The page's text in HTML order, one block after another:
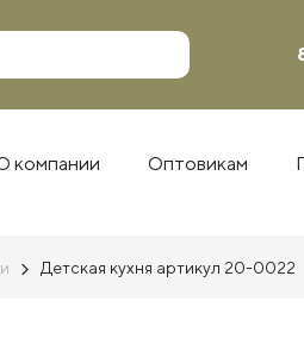
компании Оптовикам
Детская кухня артикул 20-0022